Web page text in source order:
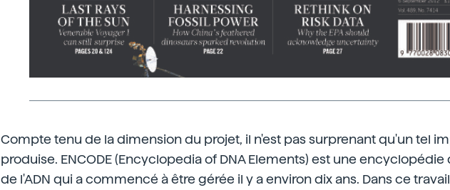
Compte tenu de la dimension du projet, il n'est pas surprenant qu'un tel
produise. ENCODE (Encyclopedia of DNA Elements) est une
de l'ADN qui a commencé à être gérée il y a environ dix ans. Dans ce